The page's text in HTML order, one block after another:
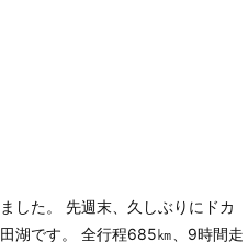
した。 先週末、久しぶりにドカ
湖です。 全行程685㎞、9時間走